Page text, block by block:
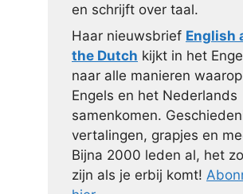
en schrijft over taal.
Haar nieuwsbrief English
the Dutch kijkt in het
naar alle manieren
Engels en het Nederlands
samenkomen.
vertalingen, grapjes en
Bijna 2000 leden al, het
zijn als je erbij komt!